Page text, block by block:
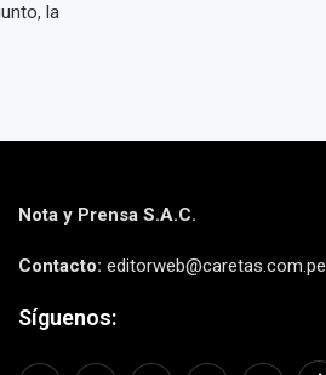
la
Nota y Prensa S.A.C.
Contacto: editorweb@caretas.com.pe
Síguenos: